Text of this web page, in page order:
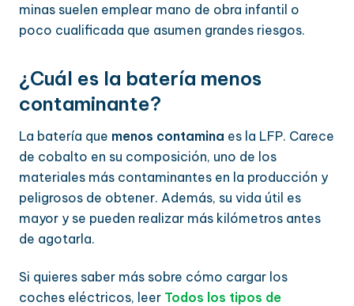
minas suelen emplear mano de obra infantil o
poco cualificada que asumen grandes riesgos.
¿Cuál es la batería menos
contaminante?
La batería que menos contamina es la LFP. Carece
de cobalto en su composición, uno de los
materiales más contaminantes en la producción y
peligrosos de obtener. Además, su vida útil es
mayor y se pueden realizar más kilómetros antes
de agotarla.
Si quieres saber más sobre cómo cargar los
coches eléctricos, leer Todos los tipos de